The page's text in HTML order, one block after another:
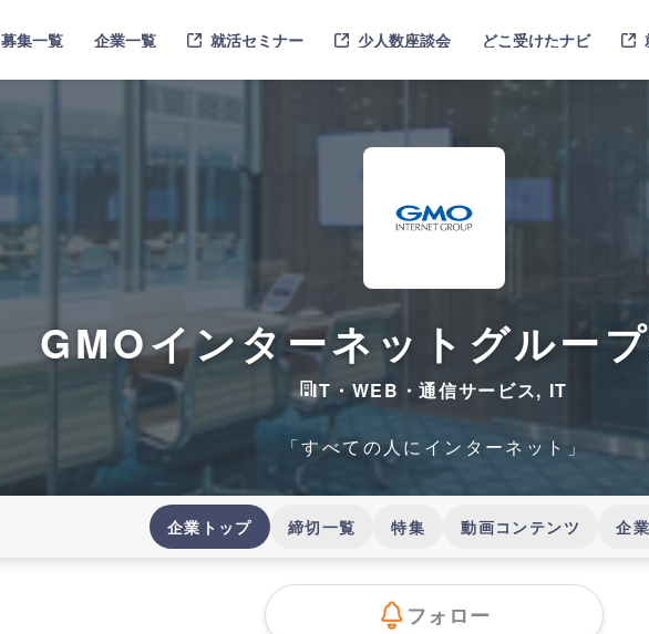
募集一覧 企業一覧 就活セミナー 少人数座談会 どこ受けたナビ
GMOインターネットグルー
IT・WEB・通信サービス, IT
「すべての人にインターネット」
企業トップ 締切一覧 特集 動画コンテンツ 企
フォロー